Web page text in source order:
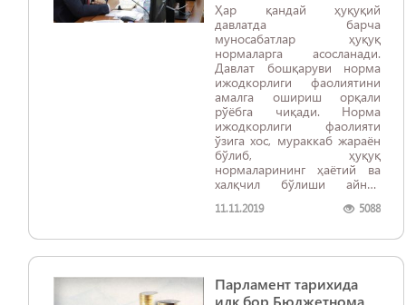
Ҳар қандай ҳуқуқий
давлатда барча
муносабатлар ҳуқуқ
нормаларга асосланади.
Давлат бошқаруви норма
ижодкорлиги фаолиятини
амалга ошириш орқали
рўёбга чиқади. Норма
ижодкорлиги фаолияти
ўзига хос, мураккаб жараён
бўлиб, ҳуқуқ
нормаларининг ҳаётий ва
халқчил бўлиши айнан
боғлиқ.
11.11.2019 5088
Парламент тарихида
илк бор Бюджетнома